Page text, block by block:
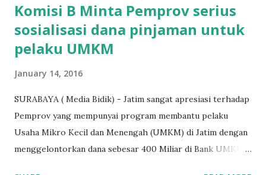
Komisi B Minta Pemprov serius
sosialisasi dana pinjaman untuk
pelaku UMKM
January 14, 2016
SURABAYA ( Media Bidik) - Jatim sangat apresiasi terhadap
Pemprov yang mempunyai program membantu pelaku
Usaha Mikro Kecil dan Menengah (UMKM) di Jatim dengan
menggelontorkan dana sebesar 400 Miliar di Bank UMKM